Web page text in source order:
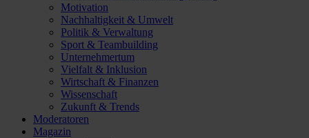
Motivation
Nachhaltigkeit & Umwelt
Politik & Verwaltung
Sport & Teambuilding
Unternehmertum
Vielfalt & Inklusion
Wirtschaft & Finanzen
Wissenschaft
Zukunft & Trends
Moderatoren
Magazin